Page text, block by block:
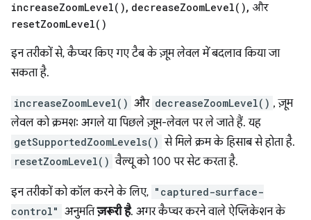
increaseZoomLevel( ), decreaseZoomLevel( ), और
resetZoomLevel( )
इन तरीकों से, कैप्चर किए गए टैब के ज़ूम लेवल में बदलाव किया जा
सकता है.
increaseZoomLevel() और decreaseZoomLevel() , ज़ूम
लेवल को क्रमशः अगले या पिछले ज़ूम-लेवल पर ले जाते हैं. यह
getSupportedZoomLevels() से मिले क्रम के हिसाब से होता है.
resetZoomLevel() वैल्यू को 100 पर सेट करता है.
इन तरीकों को कॉल करने के लिए, "captured-surface-
control" अनुमतिज़रूरी है. अगर कैप्चर करने वाले ऐप्लिकेशन के